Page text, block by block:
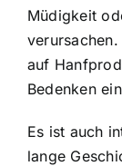
Müdigkeit
auf
Bedenken
Es ist auch
lange